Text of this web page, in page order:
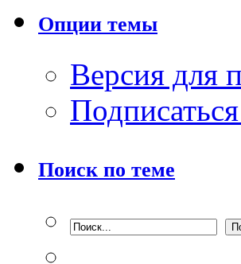
Опции темы
Версия для
Поиск по теме